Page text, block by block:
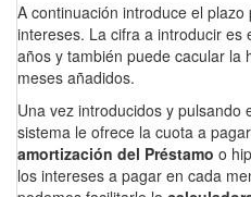
A continuación introduce el
intereses. La cifra a introducir es
años y también puede cacular la
meses añadidos.
Una vez introducidos y pulsando
sistema le ofrece la cuota a
amortización del Préstamo o
los intereses a pagar en cada